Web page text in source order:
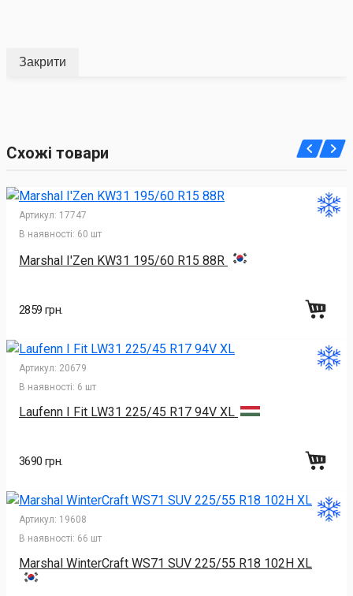
Закрити
Схожі товари
Артикул: 17747
В наявності: 60 шт
Marshal I'Zen KW31 195/60 R15 88R
2859 грн.
Артикул: 20679
В наявності: 6 шт
Laufenn I Fit LW31 225/45 R17 94V XL
3690 грн.
Артикул: 19608
В наявності: 66 шт
Marshal WinterCraft WS71 SUV 225/55 R18 102H XL